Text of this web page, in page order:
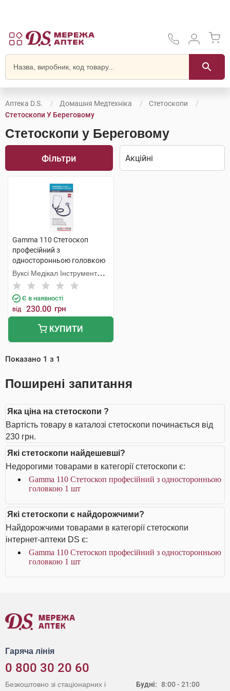
Аптека D.S. Домашня Медтехніка
Стетоскопи
Стетоскопи У Береговому
Стетоскопи у Береговому
Фільтри
Gamma 110 Стетоскоп
професійний з
односторонньою головкою
1 шт
Вуксі Медікал Інструмент
Фекторі
Є в наявності
від 230.00 грн
КУПИТИ
Показано 1 з 1
Поширені запитання
Яка ціна на стетоскопи ?
Вартість товару в каталозі стетоскопи починається від
230 грн.
Які стетоскопи найдешевші?
Недорогими товарами в категорії стетоскопи є:
Gamma 110 Стетоскоп професійний з односторонньою
головкою 1 шт
Які стетоскопи є найдорожчими?
Найдорожчими товарами в категорії стетоскопи
інтернет-аптеки DS є:
Gamma 110 Стетоскоп професійний з односторонньою
головкою 1 шт
Гаряча лінія
0 800 30 20 60
Будні: 8:00 - 21:00
Безкоштовно зі стаціонарних і